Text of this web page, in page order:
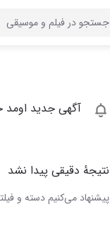
آگهی جدید اومد
نتیجهٔ دقیقی پیدا نشد
پیشنهاد می‌کنیم دسته و